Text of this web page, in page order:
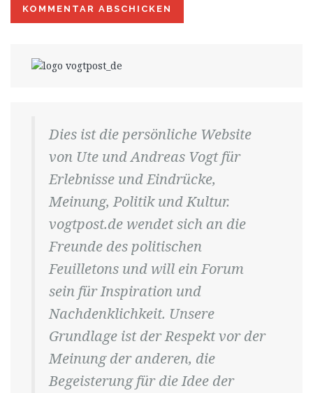
Dies ist die persönliche Website
von Ute und Andreas Vogt für
Erlebnisse und Eindrücke,
Meinung, Politik und Kultur.
vogtpost.de wendet sich an die
Freunde des politischen
Feuilletons und will ein Forum
sein für Inspiration und
Nachdenklichkeit. Unsere
Grundlage ist der Respekt vor der
Meinung der anderen, die
Begeisterung für die Idee der